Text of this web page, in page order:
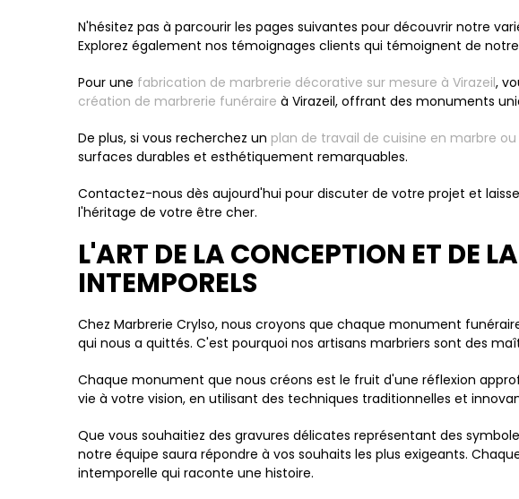
N'hésitez pas à parcourir les pages suivantes pour découvrir notre
Explorez également nos témoignages clients qui témoignent de
Pour une fabrication de marbrerie décorative sur mesure à Virazeil,
création de marbrerie funéraire à Virazeil, offrant des monuments
De plus, si vous recherchez un plan de travail de cuisine en marbre
surfaces durables et esthétiquement remarquables.
Contactez-nous dès aujourd'hui pour discuter de votre projet et
l'héritage de votre être cher.
L'ART DE LA CONCEPTION ET DE
INTEMPORELS
Chez Marbrerie Crylso, nous croyons que chaque monument
qui nous a quittés. C'est pourquoi nos artisans marbriers sont des
Chaque monument que nous créons est le fruit d'une réflexion
vie à votre vision, en utilisant des techniques traditionnelles et
Que vous souhaitiez des gravures délicates représentant des
notre équipe saura répondre à vos souhaits les plus exigeants.
intemporelle qui raconte une histoire.